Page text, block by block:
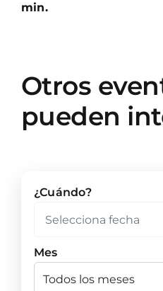
min.
Otros
pueden
¿Cuándo?
Mes